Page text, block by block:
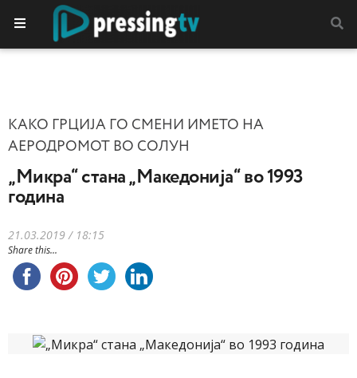
КАКО ГРЦИЈА ГО СМЕНИ ИМЕТО НА
АЕРОДРОМОТ ВО СОЛУН
„Микра“ стана „Македонија“ во 1993
година
21.03.2019 / 18:15
Share this...